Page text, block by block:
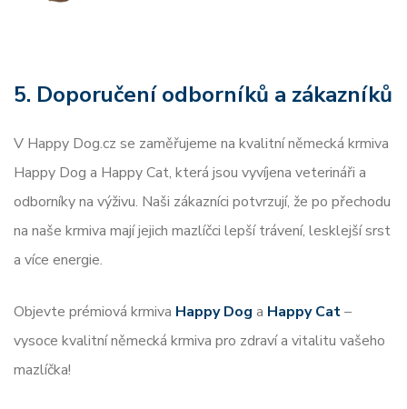
5. Doporučení odborníků a zákazníků
V Happy Dog.cz se zaměřujeme na kvalitní německá krmiva
Happy Dog a Happy Cat, která jsou vyvíjena veterináři a
odborníky na výživu. Naši zákazníci potvrzují, že po přechodu
na naše krmiva mají jejich mazlíčci lepší trávení, lesklejší srst
a více energie.
Objevte prémiová krmiva Happy Dog a Happy Cat–
vysoce kvalitní německá krmiva pro zdraví a vitalitu vašeho
mazlíčka!